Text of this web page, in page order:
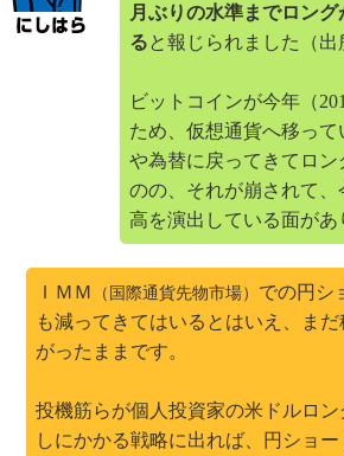
月ぶりの水準までロン
ると報じられました（出
ビットコインが今年（
ため、仮想通貨へ移っ
や為替に戻ってきてロン
のの、それが崩されて、
高を演出している面があ
ＩＭＭ （国際通貨先物市場） での円シ
も減ってきてはいるとはいえ、まだ
がったままです。
投機筋らが個人投資家の米ドルロン
しにかかる戦略に出れば、円ショー